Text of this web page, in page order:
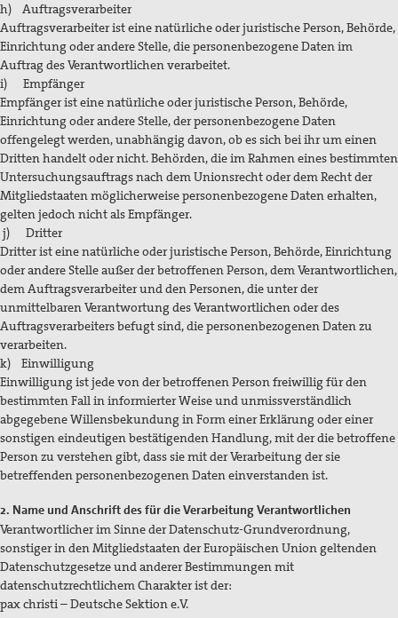
h) Auftragsverarbeiter
Auftragsverarbeiter ist eine natürliche oder juristische Person, Behörde,
Einrichtung oder andere Stelle, die personenbezogene Daten im
Auftrag des Verantwortlichen verarbeitet.
i) Empfänger
Empfänger ist eine natürliche oder juristische Person, Behörde,
Einrichtung oder andere Stelle, der personenbezogene Daten
offengelegt werden, unabhängig davon, ob es sich bei ihr um einen
Dritten handelt oder nicht. Behörden, die im Rahmen eines bestimmten
Untersuchungsauftrags nach dem Unionsrecht oder dem Recht der
Mitgliedstaaten möglicherweise personenbezogene Daten erhalten,
gelten jedoch nicht als Empfänger.
j) Dritter
Dritter ist eine natürliche oder juristische Person, Behörde, Einrichtung
oder andere Stelle außer der betroffenen Person, dem Verantwortlichen,
dem Auftragsverarbeiter und den Personen, die unter der
unmittelbaren Verantwortung des Verantwortlichen oder des
Auftragsverarbeiters befugt sind, die personenbezogenen Daten zu
verarbeiten.
k) Einwilligung
Einwilligung ist jede von der betroffenen Person freiwillig für den
bestimmten Fall in informierter Weise und unmissverständlich
abgegebene Willensbekundung in Form einer Erklärung oder einer
sonstigen eindeutigen bestätigenden Handlung, mit der die betroffene
Person zu verstehen gibt, dass sie mit der Verarbeitung der sie
betreffenden personenbezogenen Daten einverstanden ist.
2. Name und Anschrift des für die Verarbeitung Verantwortlichen
Verantwortlicher im Sinne der Datenschutz-Grundverordnung,
sonstiger in den Mitgliedstaaten der Europäischen Union geltenden
Datenschutzgesetze und anderer Bestimmungen mit
datenschutzrechtlichem Charakter ist der:
pax christi – Deutsche Sektion e.V.